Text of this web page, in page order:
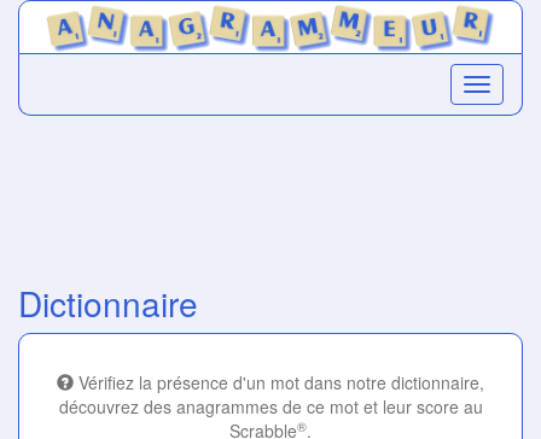
Dictionnaire
Vérifiez la présence d'un mot dans notre dictionnaire,
découvrez des anagrammes de ce mot et leur score au
Scrabble®.